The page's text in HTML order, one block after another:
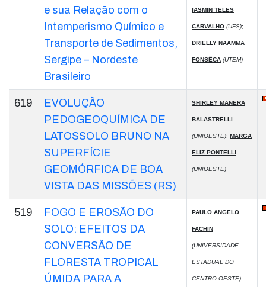
e sua Relação com o
Intemperismo Químico e
Transporte de Sedimentos,
Sergipe – Nordeste
Brasileiro
IASMIN TELES
CARVALHO (UFS);
DRIELLY NAAMMA
FONSÊCA (UTEM)
619
EVOLUÇÃO
PEDOGEOQUÍMICA DE
LATOSSOLO BRUNO NA
SUPERFÍCIE
GEOMÓRFICA DE BOA
VISTA DAS MISSÕES (RS)
SHIRLEY MANERA
BALASTRELLI
(UNIOESTE); MARGA
ELIZ PONTELLI
(UNIOESTE)
519
FOGO E EROSÃO DO
SOLO: EFEITOS DA
CONVERSÃO DE
FLORESTA TROPICAL
ÚMIDA PARA A
PAULO ANGELO
FACHIN
(UNIVERSIDADE
ESTADUAL DO
CENTRO-OESTE);